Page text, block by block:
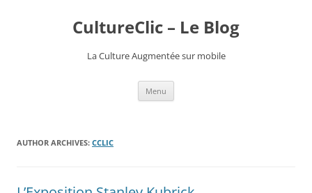
CultureClic – Le Blog
La Culture Augmentée sur mobile
Menu
AUTHOR ARCHIVES: CCLIC